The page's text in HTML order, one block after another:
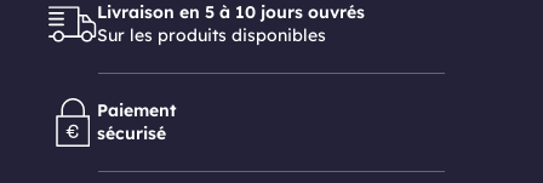
Livraison en 5 à 10 jours ouvrés
Sur les produits disponibles
Paiement
sécurisé